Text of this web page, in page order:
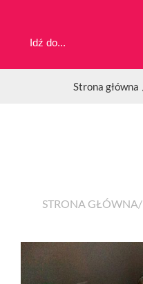
zawartości
Idź do...
Strona główna
STRONA GŁÓWNA/